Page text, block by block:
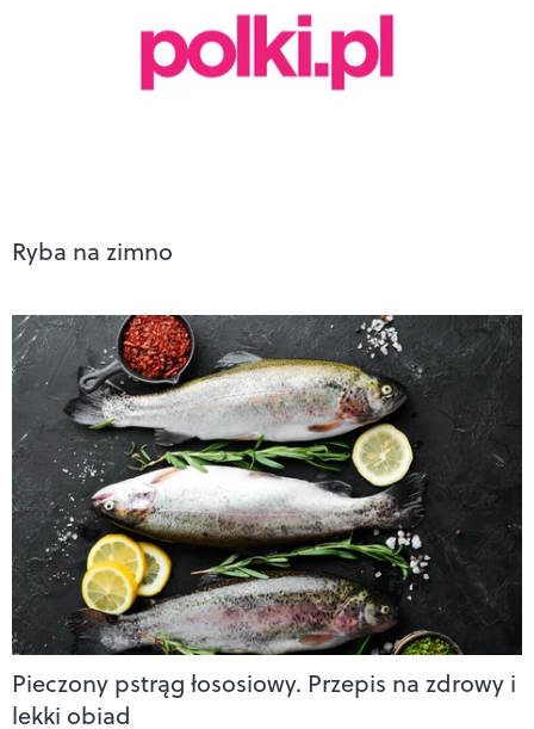
Ryba na zimno
Pieczony pstrąg łososiowy. Przepis na zdrowy i
lekki obiad